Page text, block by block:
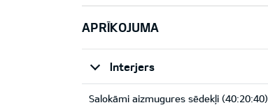
APRĪKOJUMA
Interjers
Salokāmi aizmugures sēdekļi (40:20:40)